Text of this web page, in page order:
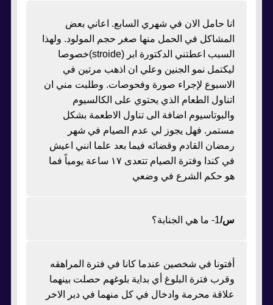
انا حامل الان في شهري السابع. اعاني بعض
المشاكل في الحمل منها صغر حجم المولود. ولهذا
السبب اعطتني الدكتورة ابر (stroide)خصوصا
ليكتمل نمو الجنين وعلي ان اذهب مرتين في
الاسبوع لإجراء صورة وفحوصات. وطلبت مني ان
اتناول الطعام الذي يحتوي على الكالسيوم
والبوتاسيوم اضافة الى تناول الاطعمة بشكل
مستمر. فهل يجوز لي عدم الصيام في شهر
رمضان القادم وقضائه فيما بعد علما انني اعيش
في كندا وفترة الصيام تتعدى ١٧ ساعة يومياً فما
هو حكم الشرع في وضعي
س/1- ما هي الجنابة؟
أفتونا في شخصين عندما كانا في فترة المراهقه
وقرب فترة البلوغ أي بداية بلوغهم حصلت بينهما
علاقة محرمة وادخال في كل منهما في دبر الاخر